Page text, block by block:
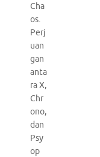
Cha
os.
Perj
uan
gan
anta
ra X,
Chr
ono,
dan
Psy
op